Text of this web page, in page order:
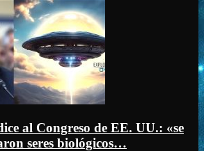
al Congreso de EE. UU.: «se
seres biológicos…